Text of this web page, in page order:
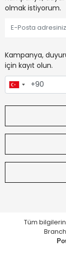
olmak istiyorum.
Kampanya,
için kayıt olun.
Tüm